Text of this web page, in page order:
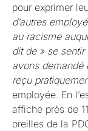
pour exprimer
d’autres
au racisme
dit de » se
avons demandé
reçu
employée. En
affiche près de
oreilles de la